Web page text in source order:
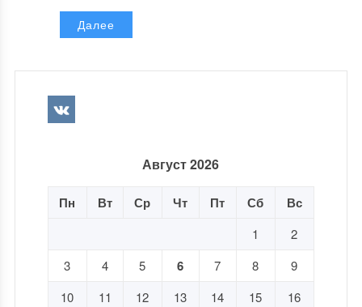
Далее
Август 2026
Пн Вт Ср Чт Пт Сб Вс
1
2
3
4 5 6 7 8
9
10
11 12 13 14 15
16